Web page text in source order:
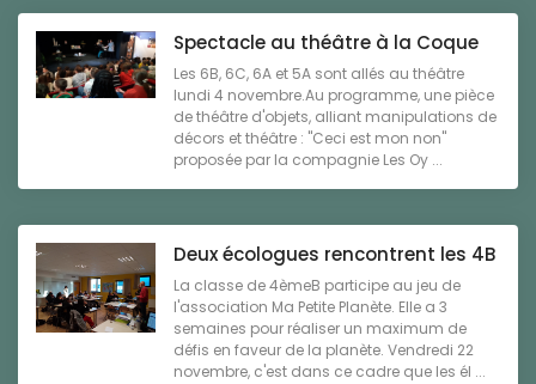
Spectacle au théâtre à la Coque
Les 6B, 6C, 6A et 5A sont allés au théâtre
lundi 4 novembre.Au programme, une pièce
de théâtre d'objets, alliant manipulations de
décors et théâtre : "Ceci est mon non"
proposée par la compagnie Les Oy ...
Deux écologues rencontrent les 4B
La classe de 4èmeB participe au jeu de
l'association Ma Petite Planète. Elle a 3
semaines pour réaliser un maximum de
défis en faveur de la planète. Vendredi 22
novembre, c'est dans ce cadre que les él ...